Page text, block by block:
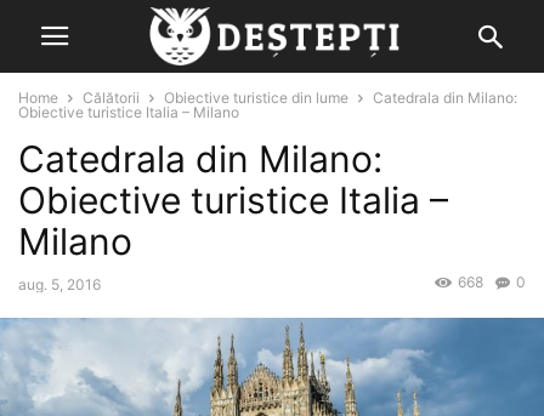
Home Călătorii Obiective turistice din lume
Catedrala din Milano:
Obiective turistice Italia – Milano
Catedrala din Milano:
Obiective turistice Italia –
Milano
aug. 5, 2016 0
668